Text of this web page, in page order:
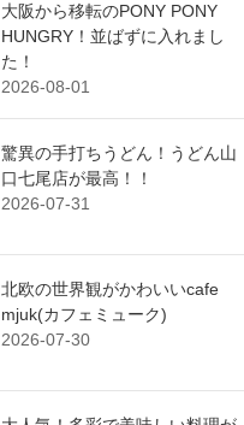
大阪から移転のPONY PONY
HUNGRY！並ばずに入れまし
た！
2026-08-01
驚異の手打ちうどん！うどん山
口七尾店が最高！！
2026-07-31
北欧の世界観がかわいいcafe
mjuk(カフェミューク)
2026-07-30